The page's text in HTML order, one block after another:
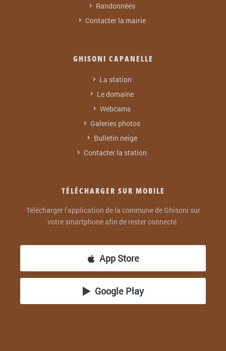
Randonnées
Contacter la mairie
GHISONI CAPANELLE
La station
Le domaine
Webcams
Galeries photos
Bulletin neige
Contacter la station
TÉLÉCHARGER SUR MOBILE
Télécharger l'application de la commune de Ghisoni sur
votre smartphone afin de rester connecté.
App Store
Google Play